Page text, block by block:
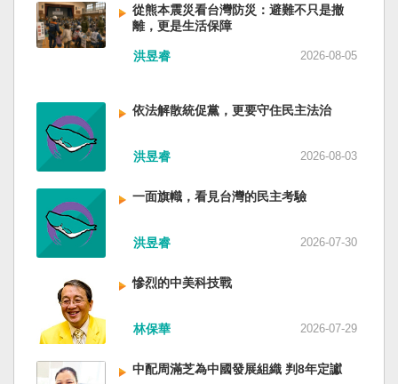
北相連，四面海域環抱，是島嶼國度不是大陸國
家。 一九四五年八一五，台灣人在祖國的迷惘與
迷障中做了錯誤的選擇，不只造成台灣集體命運
好好建構我們尚未正常化的國家。台灣是小而
美、豐裕而堅強，在太平洋西南海域，一個閃亮
的國家。 中國啊！請獨立於台灣之外吧！如果在
意收拾「中華民國」這個你們立鑄為繼承之國碑
銘的國號，台灣也會尊重歷史，對殘餘中國做歷
史的了結，寫下句點。生活在台灣的人們應共同
起造一個對「中國」不構成侵權的新國家，開啟
歷史的新樂章。歷史不會重來，但提供教訓。
延」 賴清德表示，面對中國威權主義不斷擴張，
紅色恐怖正在世界各地蔓延，今年論壇主題聚焦
討論全球的民主韌性、灰帶侵擾的因應聯防，以
及非紅供應鏈的重塑，更加反映出台灣在國際社
任。 賴清德表示，當今台灣的民主成就受到國際
的肯定，面對中國「民促法」的威脅，台灣不會
接受統戰滲透和紅色恐怖、不會坐視中國將壓迫
黑手伸進台灣，或任何自由國家與地區。 賴清德
禦、責任分擔」，並將持續提升國防力量、強化
全社會防衛韌性，增進國際合作，凝聚最大的力
量，確保印太區域的和平穩定；台灣也將善用
AI、半導體、資通訊等高科技產業優勢，串聯民
主夥伴，一起打造「非紅供應鏈」，來強化經濟
韌性，讓彼此的國家更安全更繁榮。 最後，賴清
德說，台灣是民主自由的燈塔，也是印太和平的
重要基石，即使威權主義威脅及全球新興挑戰不
斷，台灣有堅定的意志，確保民主燈塔永明，自
由基石永固。
不見了，改為「加快、加強」。從奇技淫巧改為
「適應不同群體消費需求擴大優質供給」。顯然
七月中國官方的經濟數字，製造業採購經理人指
數PMI，由六月的五十．三％大幅滑落至四十九．
五十％榮枯線，加上非製造業和綜合PMI產出指數
三大核心指標同步跌穿榮枯線，習近平的梭哈
（孤注一擲）失敗，在會議文件上不得不兩處承
認「困難」。 一處是「有效應對各種外部衝擊和
的困難挑戰」。其後各段落所說的例如公平競
爭、就業、三農、天災等都是。而「常態化解決
企業帳款拖欠問題」，更暴露企業之間拖欠已經
是常態化。近三十年前的「三角債」是不是復活
了？企業發薪給員工當然也拖欠。 另外有兩處提
到「兜牢基層『三保』底線」和「抓好『一老一
小』服務保障」，社會保險系統也出了問題。 後
段有一句「推動各級領導幹部以更加昂揚向上的
精氣神，不斷創造高質量發展新業績」。不懂什
麼是「精氣神」，還以為是假文件，是新時代習
從熊本震災看台灣防災：避難不只是撤
離，更是生活保障
洪昱睿 2026-08-05
依法解散統促黨，更要守住民主法治
洪昱睿 2026-08-03
一面旗幟，看見台灣的民主考驗
洪昱睿 2026-07-30
慘烈的中美科技戰
林保華 2026-07-29
中配周滿芝為中國發展組織 判8年定讞